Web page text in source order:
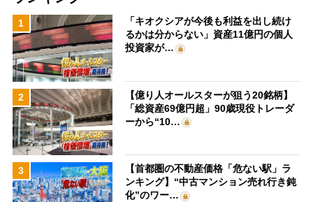
1
「キオクシアが今後も利益を出し続け
るかは分からない」資産11億円の個人
投資家が…
2
【億り人オールスターが狙う20銘柄】
「総資産69億円超」90歳現役トレーダ
ーから“10…
3
【首都圏の不動産価格「危ない駅」ラ
ンキング】“中古マンション売れ行き鈍
化”のワー…